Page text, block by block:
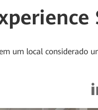
um local considerado